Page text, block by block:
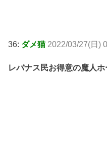
36: ダメ猫 2022/03/27(日)
レバナス民お得意の魔人